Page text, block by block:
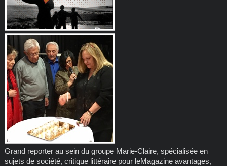
Grand reporter au sein du groupe Marie-Claire, spécialisée en
sujets de société, critique littéraire pour leMagazine avantages,